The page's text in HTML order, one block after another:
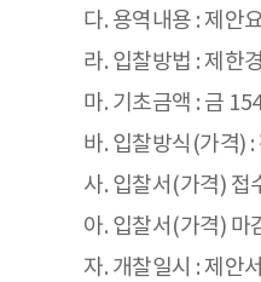
다. 용역내용 : 제안
라. 입찰방법 : 제한
마. 기초금액 : 금
바. 입찰방식(가격)
사. 입찰서(가격) 접
아. 입찰서(가격) 마
자. 개찰일시 : 제안